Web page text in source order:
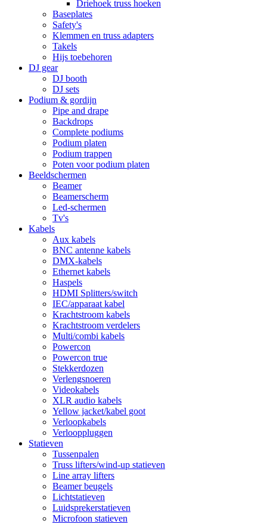
Driehoek truss hoeken
Baseplates
Safety's
Klemmen en truss adapters
Takels
Hijs toebehoren
DJ gear
DJ booth
DJ sets
Podium & gordijn
Pipe and drape
Backdrops
Complete podiums
Podium platen
Podium trappen
Poten voor podium platen
Beeldschermen
Beamer
Beamerscherm
Led-schermen
Tv's
Kabels
Aux kabels
BNC antenne kabels
DMX-kabels
Ethernet kabels
Haspels
HDMI Splitters/switch
IEC/apparaat kabel
Krachtstroom kabels
Krachtstroom verdelers
Multi/combi kabels
Powercon
Powercon true
Stekkerdozen
Verlengsnoeren
Videokabels
XLR audio kabels
Yellow jacket/kabel goot
Verloopkabels
Verlooppluggen
Statieven
Tussenpalen
Truss lifters/wind-up statieven
Line array lifters
Beamer beugels
Lichtstatieven
Luidsprekerstatieven
Microfoon statieven